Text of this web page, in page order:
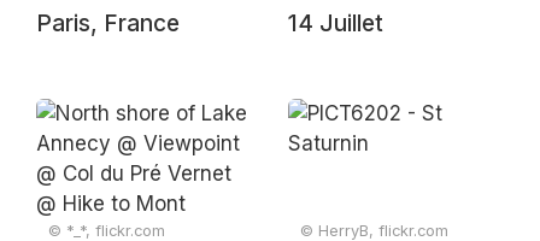
Paris, France 14 Juillet
© *_*, flickr.com © HerryB, flickr.com